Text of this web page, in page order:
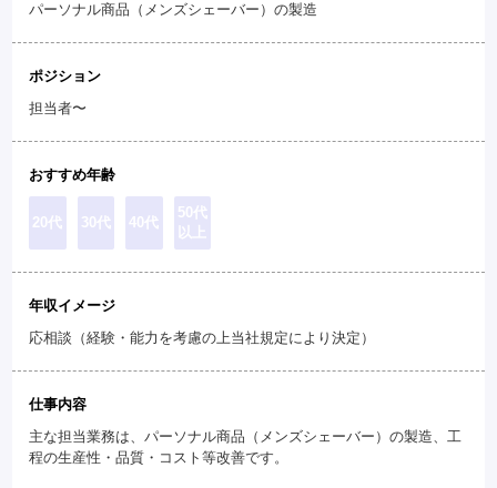
パーソナル商品（メンズシェーバー）の製造
ポジション
担当者〜
おすすめ年齢
20代 30代 40代
50代
以上
年収イメージ
応相談（経験・能力を考慮の上当社規定により決定）
仕事内容
主な担当業務は、パーソナル商品（メンズシェーバー）の製造、工
程の生産性・品質・コスト等改善です。